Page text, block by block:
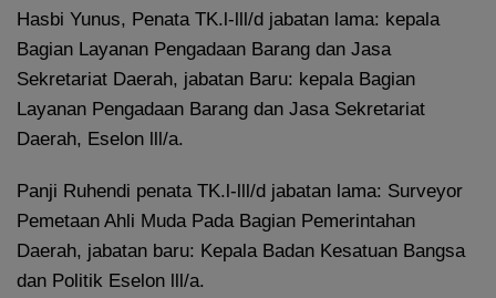
Hasbi Yunus, Penata TK.l-lll/d jabatan lama: kepala
Bagian Layanan Pengadaan Barang dan Jasa
Sekretariat Daerah, jabatan Baru: kepala Bagian
Layanan Pengadaan Barang dan Jasa Sekretariat
Daerah, Eselon lll/a.
Panji Ruhendi penata TK.l-lll/d jabatan lama: Surveyor
Pemetaan Ahli Muda Pada Bagian Pemerintahan
Daerah, jabatan baru: Kepala Badan Kesatuan Bangsa
dan Politik Eselon lll/a.